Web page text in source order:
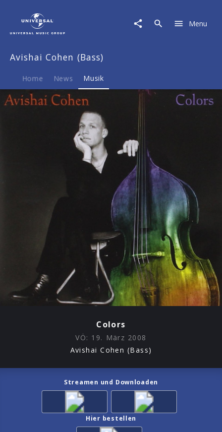
Menu
Avishai Cohen (Bass)
Home News Musik
Colors
VÖ: 19. März 2008
Avishai Cohen (Bass)
Streamen und Downloaden
Hier bestellen